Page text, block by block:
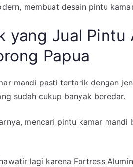
membuat desain pintu
yang Jual Pintu
Papua
mandi pasti tertarik dengan
sudah cukup banyak beredar.
mencari pintu kamar mandi
lagi karena Fortress